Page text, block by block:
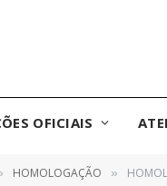
OFICIAIS
HOMOLOGAÇÃO »